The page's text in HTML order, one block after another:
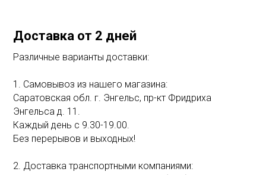
Доставка от 2 дней
Различные варианты доставки:
1. Самовывоз из нашего магазина:
Саратовская обл. г. Энгельс, пр-кт Фридриха
Энгельса д. 11.
Каждый день с 9.30-19.00.
Без перерывов и выходных!
2. Доставка транспортными компаниями: